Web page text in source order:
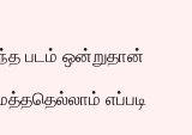
படம் ஒன்றுதான்
எப்படி